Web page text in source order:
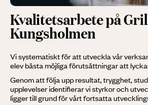
Kvalitetsarbete på
Kungsholmen
Vi systematiskt för att utveckla vår
elev bästa möjliga förutsättningar att
Genom att följa upp resultat, trygghet,
upplevelser identifierar vi styrkor och
ligger till grund för vårt fortsatta